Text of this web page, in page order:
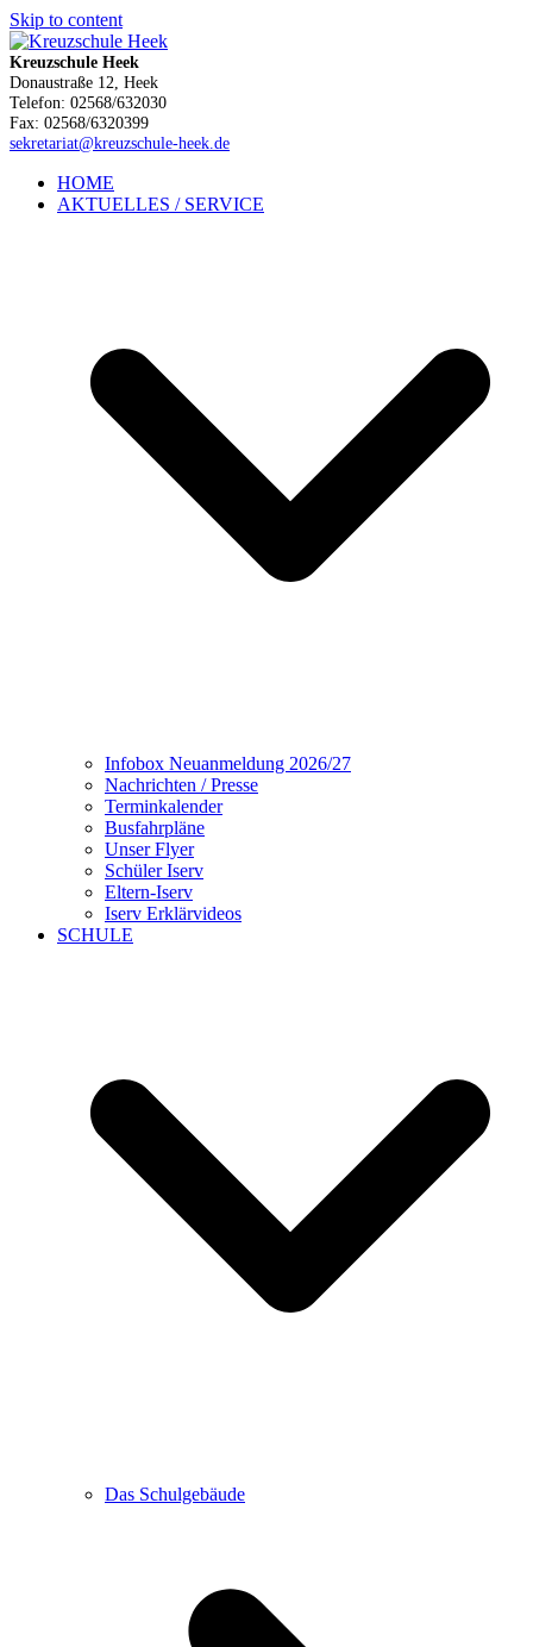
Skip to content
Kreuzschule Heek
Donaustraße 12, Heek
Telefon: 02568/632030
Fax: 02568/6320399
sekretariat@kreuzschule-heek.de
HOME
AKTUELLES / SERVICE
Infobox Neuanmeldung 2026/27
Nachrichten / Presse
Terminkalender
Busfahrpläne
Unser Flyer
Schüler Iserv
Eltern-Iserv
Iserv Erklärvideos
SCHULE
Das Schulgebäude